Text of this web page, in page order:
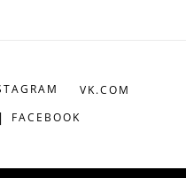
VK.COM
FACEBOOK